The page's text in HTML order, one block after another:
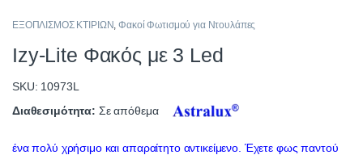
ΕΞΟΠΛΙΣΜΟΣ ΚΤΙΡΙΩΝ,Φακοί Φωτισμού για Ντουλάπες
Izy-Lite Φακός με 3 Led
SKU: 10973L
Διαθεσιμότητα: Σε απόθεμα
ένα πολύ χρήσιμο και απαραίτητο αντικείμενο. Έχετε φως παντού